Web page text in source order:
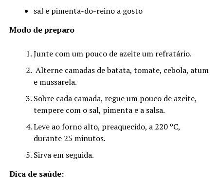
sal e pimenta-do-reino a gosto
Modo de preparo
Junte com um pouco de azeite um refratário.
Alterne camadas de batata, tomate, cebola, atum
e mussarela.
Sobre cada camada, regue um pouco de azeite,
tempere com o sal, pimenta e a salsa.
Leve ao forno alto, preaquecido, a 220 ºC,
durante 25 minutos.
Sirva em seguida.
Dica de saúde: